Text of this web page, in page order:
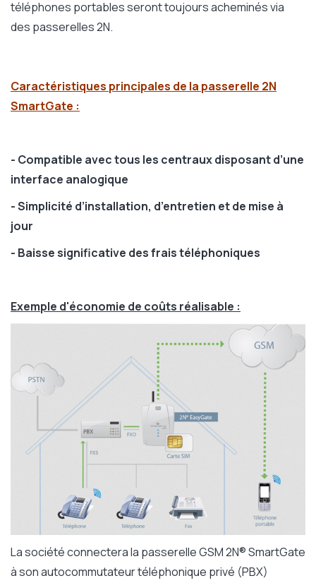
téléphones portables seront toujours acheminés via
des passerelles 2N.
Caractéristiques principales de la passerelle 2N
SmartGate :
- Compatible avec tous les centraux disposant d’une
interface analogique
- Simplicité d’installation, d’entretien et de mise à
jour
- Baisse significative des frais téléphoniques
Exemple d'économie de coûts réalisable :
La société connectera la passerelle GSM 2N® SmartGate
à son autocommutateur téléphonique privé (PBX)